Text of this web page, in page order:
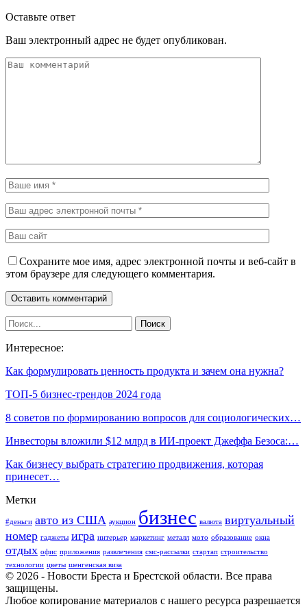
Оставьте ответ
Ваш электронный адрес не будет опубликован.
Сохраните мое имя, адрес электронной почты и веб-сайт в
этом браузере для следующего комментария.
Интересное:
Как формулировать ценность продукта и зачем она нужна?
ТОП-5 бизнес-трендов 2024 года
8 советов по формированию вопросов для социологических…
Инвесторы вложили $12 млрд в ИИ-проект Джеффа Безоса:…
Как бизнесу выбрать стратегию продвижения, которая
принесет…
Метки
#деньги авто из США аукцион бизнес валюта виртуальный
номер гаджеты игра интерьер маркетинг металл мото образование окна
отдых офис приложения развлечения смс-рассылки стартап строительство
технологии цветы шенгенская виза
© 2026 - Новости Бреста и Брестской области. Все права
защищены.
Любое копирование материалов с нашего ресурса разрешается